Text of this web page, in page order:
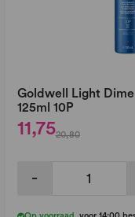
Goldwell Light
125ml 10P
11,7520,80
-